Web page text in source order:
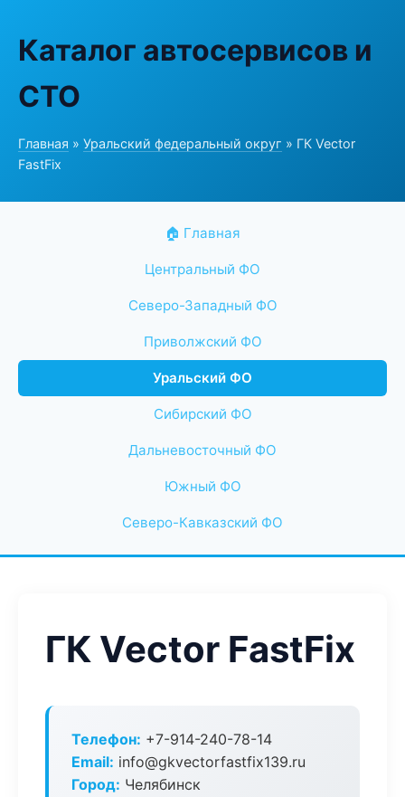
Каталог автосервисов и
СТО
Главная » Уральский федеральный округ » ГК Vector
FastFix
🏠 Главная
Центральный ФО
Северо-Западный ФО
Приволжский ФО
Уральский ФО
Сибирский ФО
Дальневосточный ФО
Южный ФО
Северо-Кавказский ФО
ГК Vector FastFix
Телефон: +7-914-240-78-14
Email: info@gkvectorfastfix139.ru
Город: Челябинск